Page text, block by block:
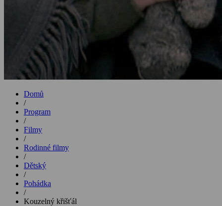
Domů
/
Program
/
Filmy
/
Rodinné filmy
/
Dětský
/
Pohádka
/
Kouzelný křišťál